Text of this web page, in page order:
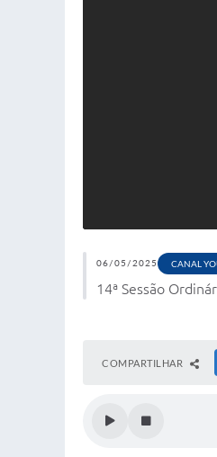
06/05/2025 CANAL
14ª Sessão
COMPARTILHAR